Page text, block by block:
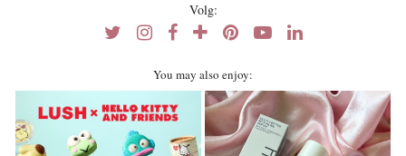
Volg:
You may also enjoy: